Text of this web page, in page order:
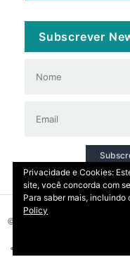
Subscrever
© 2026 Copyright: DIRT |
Privacidade e Cookies:
site, você concorda com
Para saber mais,
Policy